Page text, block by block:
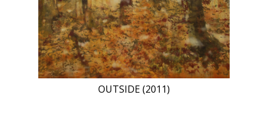
OUTSIDE (2011)